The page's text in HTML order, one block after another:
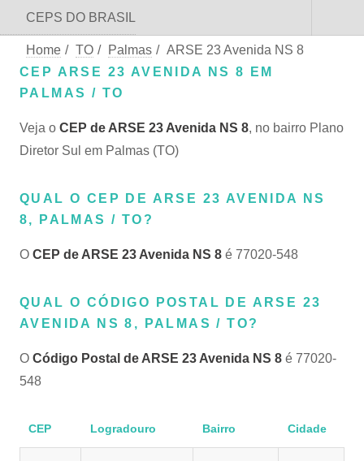
CEPS DO BRASIL
Home / TO / Palmas / ARSE 23 Avenida NS 8
CEP ARSE 23 AVENIDA NS 8 EM
PALMAS / TO
Veja o CEP de ARSE 23 Avenida NS 8, no bairro Plano
Diretor Sul em Palmas (TO)
QUAL O CEP DE ARSE 23 AVENIDA NS
8, PALMAS / TO?
O CEP de ARSE 23 Avenida NS 8 é 77020-548
QUAL O CÓDIGO POSTAL DE ARSE 23
AVENIDA NS 8, PALMAS / TO?
O Código Postal de ARSE 23 Avenida NS 8 é 77020-
548
CEP Logradouro Bairro Cidade